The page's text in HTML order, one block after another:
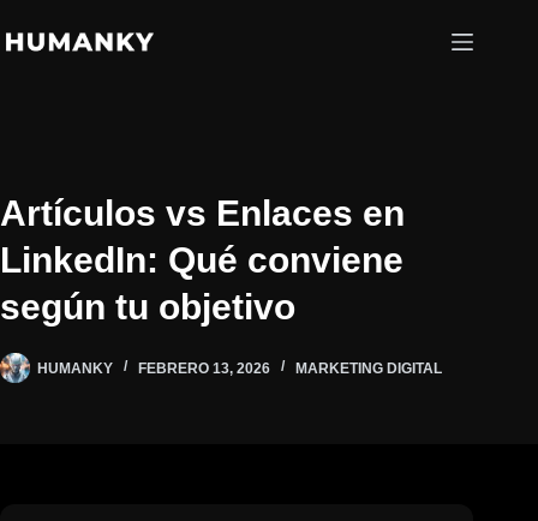
al
Artículos vs Enlaces en
LinkedIn: Qué conviene
según tu objetivo
HUMANKY FEBRERO 13, 2026 MARKETING DIGITAL